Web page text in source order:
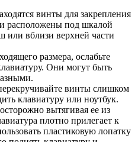
винты для закрепления
расположены под шкалой
вблизи верхней части
размера, ослабьте
Они могут быть
винты слишком
клавиатуру или ноутбук.
вытягивая ее из
плотно прилегает к
пластиковую лопатку